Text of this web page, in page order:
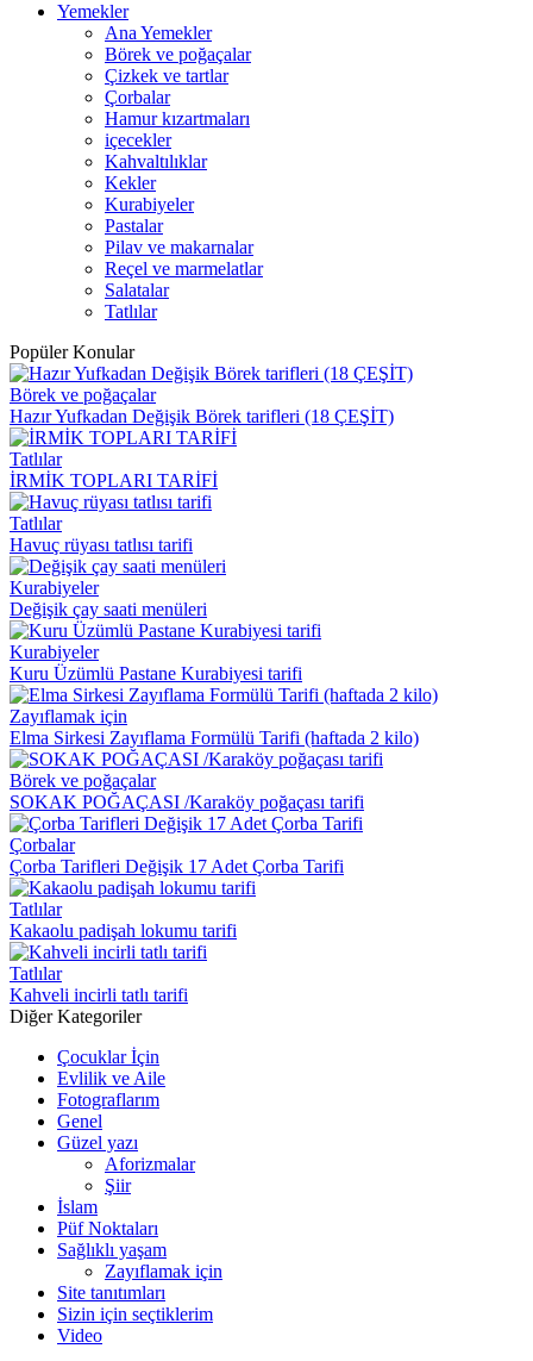
Yemekler
Ana Yemekler
Börek ve poğaçalar
Çizkek ve tartlar
Çorbalar
Hamur kızartmaları
içecekler
Kahvaltılıklar
Kekler
Kurabiyeler
Pastalar
Pilav ve makarnalar
Reçel ve marmelatlar
Salatalar
Tatlılar
Popüler Konular
Börek ve poğaçalar
Hazır Yufkadan Değişik Börek tarifleri (18 ÇEŞİT)
Tatlılar
İRMİK TOPLARI TARİFİ
Tatlılar
Havuç rüyası tatlısı tarifi
Kurabiyeler
Değişik çay saati menüleri
Kurabiyeler
Kuru Üzümlü Pastane Kurabiyesi tarifi
Zayıflamak için
Elma Sirkesi Zayıflama Formülü Tarifi (haftada 2 kilo)
Börek ve poğaçalar
SOKAK POĞAÇASI /Karaköy poğaçası tarifi
Çorbalar
Çorba Tarifleri Değişik 17 Adet Çorba Tarifi
Tatlılar
Kakaolu padişah lokumu tarifi
Tatlılar
Kahveli incirli tatlı tarifi
Diğer Kategoriler
Çocuklar İçin
Evlilik ve Aile
Fotograflarım
Genel
Güzel yazı
Aforizmalar
Şiir
İslam
Püf Noktaları
Sağlıklı yaşam
Zayıflamak için
Site tanıtımları
Sizin için seçtiklerim
Video